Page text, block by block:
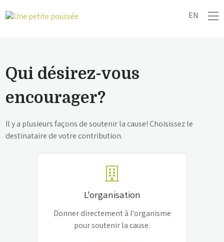
EN
Qui désirez-vous
encourager?
Il y a plusieurs façons de soutenir la cause! Choisissez le
destinataire de votre contribution.
L'organisation
Donner directement à l'organisme
pour soutenir la cause.